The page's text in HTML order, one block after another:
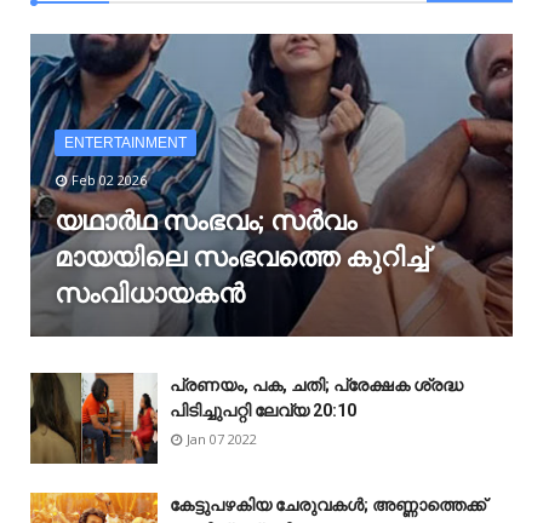
ENTERTAINMENT
Feb 02 2026
യഥാർഥ സംഭവം; സർവം
മായയിലെ സംഭവത്തെ കുറിച്ച്
സംവിധായകൻ
പ്രണയം, പക, ചതി; പ്രേക്ഷക ശ്രദ്ധ
പിടിച്ചുപറ്റി ലേവ്യ 20:10
Jan 07 2022
കേട്ടുപഴകിയ ചേരുവകൾ; അണ്ണാത്തെക്ക്